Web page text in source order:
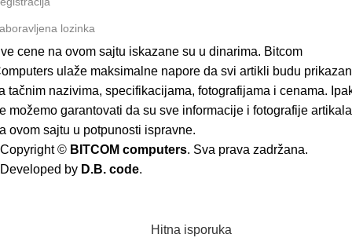
lozinka
cene na ovom sajtu iskazane su u dinarima. Bitcom
ulaže maksimalne napore da svi artikli budu
tačnim nazivima, specifikacijama, fotografijama i cenama.
možemo garantovati da su sve informacije i fotografije artikala
ovom sajtu u potpunosti ispravne.
Copyright © BITCOM computers. Sva prava zadržana.
Developed by D.B. code.
Hitna isporuka